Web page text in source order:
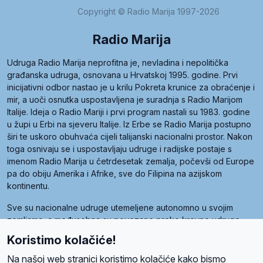
Copyright © Radio Marija 1997-2026
Radio Marija
Udruga Radio Marija neprofitna je, nevladina i nepolitička
građanska udruga, osnovana u Hrvatskoj 1995. godine. Prvi
inicijativni odbor nastao je u krilu Pokreta krunice za obraćenje i
mir, a uoči osnutka uspostavljena je suradnja s Radio Marijom
Italije. Ideja o Radio Mariji i prvi program nastali su 1983. godine
u župi u Erbi na sjeveru Italije. Iz Erbe se Radio Marija postupno
širi te uskoro obuhvaća cijeli talijanski nacionalni prostor. Nakon
toga osnivaju se i uspostavljaju udruge i radijske postaje s
imenom Radio Marija u četrdesetak zemalja, počevši od Europe
pa do obiju Amerika i Afrike, sve do Filipina na azijskom
kontinentu.
Sve su nacionalne udruge utemeljene autonomno u svojim
zemljama, a međusobna su povezane preko krovne udruge
Radio Maria). Svjetsku obitelj utemeljilo je sedam članica, među
kojima je i hrvatska Udruga Radio Marija.
Koristimo kolačiće!
Na našoj web stranici koristimo kolačiće kako bismo